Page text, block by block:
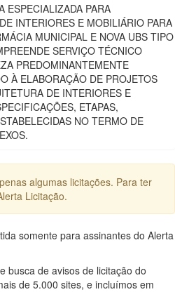
ESPECIALIZADA PARA
INTERIORES E MOBILIÁRIO PARA
MUNICIPAL E NOVA UBS TIPO
SERVIÇO TÉCNICO
PREDOMINANTEMENTE
À ELABORAÇÃO DE PROJETOS
DE INTERIORES E
ETAPAS,
NO TERMO DE
algumas licitações. Para ter
Licitação.
somente para assinantes do Alerta
busca de avisos de licitação do
de 5.000 sites, e incluímos em